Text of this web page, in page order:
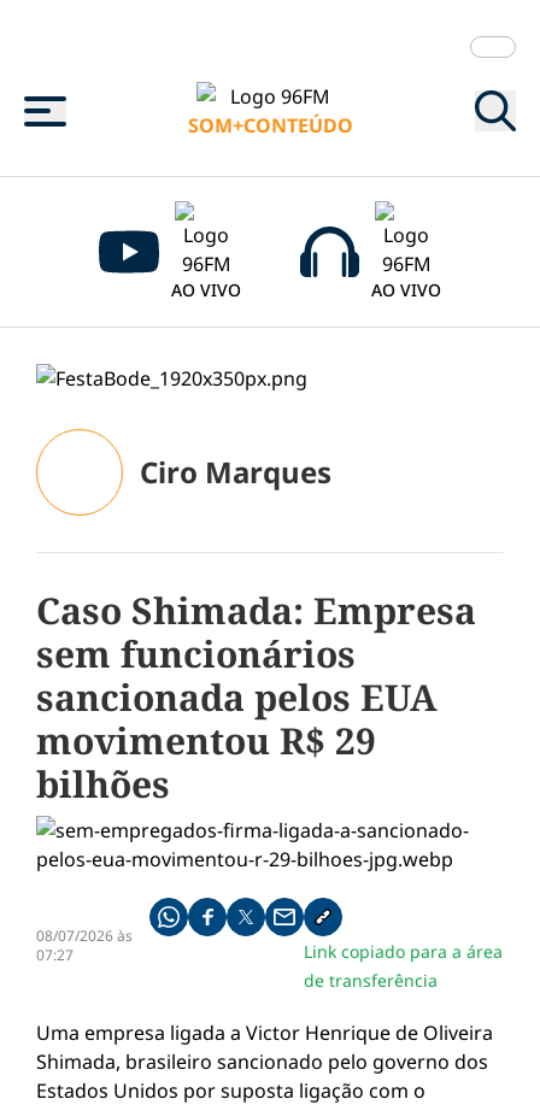
Menu
SOM+CONTEÚDO
AO VIVO AO VIVO
Ciro Marques
Caso Shimada: Empresa
sem funcionários
sancionada pelos EUA
movimentou R$ 29
bilhões
08/07/2026 às
07:27
Compartilhe pelo whatsapp
Compartilhar no facebook
Compartilhar no twitter
Compartilhe pelo email
Copiar link da notícia
Link copiado para a área
de transferência
Uma empresa ligada a Victor Henrique de Oliveira
Shimada, brasileiro sancionado pelo governo dos
Estados Unidos por suposta ligação com o